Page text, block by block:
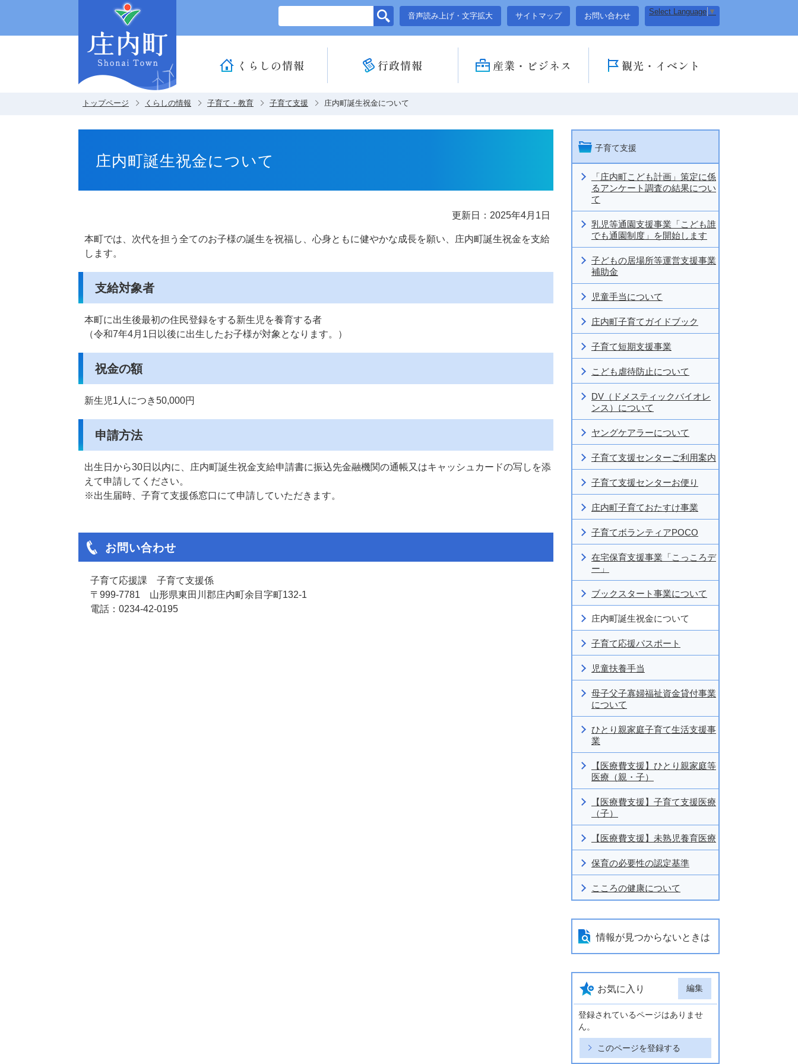
このページの本文へ移動
音声読み上げ・文字拡大 サイトマップ お問い合わせ Select Language ▼
くらしの情報 行政情報 産業・ビジネス 観光・イベント
トップページ くらしの情報 子育て・教育 子育て支援 庄内町誕生祝金について
庄内町誕生祝金について
更新日：2025年4月1日
本町では、次代を担う全てのお子様の誕生を祝福し、心身ともに健やかな成長を願い、庄内町誕生祝金を支給
します。
支給対象者
本町に出生後最初の住民登録をする新生児を養育する者
（令和7年4月1日以後に出生したお子様が対象となります。）
祝金の額
新生児1人につき50,000円
申請方法
出生日から30日以内に、庄内町誕生祝金支給申請書に振込先金融機関の通帳又はキャッシュカードの写しを添
えて申請してください。
※出生届時、子育て支援係窓口にて申請していただきます。
お問い合わせ
子育て応援課 子育て支援係
〒999-7781 山形県東田川郡庄内町余目字町132-1
電話：0234-42-0195
子育て支援
「庄内町こども計画」策定に係
るアンケート調査の結果につい
て
乳児等通園支援事業「こども誰
でも通園制度」を開始します
子どもの居場所等運営支援事業
補助金
児童手当について
庄内町子育てガイドブック
子育て短期支援事業
こども虐待防止について
DV（ドメスティックバイオレ
ンス）について
ヤングケアラーについて
子育て支援センターご利用案内
子育て支援センターお便り
庄内町子育ておたすけ事業
子育てボランティアPOCO
在宅保育支援事業「こっころデ
ー」
ブックスタート事業について
庄内町誕生祝金について
子育て応援パスポート
児童扶養手当
母子父子寡婦福祉資金貸付事業
について
ひとり親家庭子育て生活支援事
業
【医療費支援】ひとり親家庭等
医療（親・子）
【医療費支援】子育て支援医療
（子）
【医療費支援】未熟児養育医療
保育の必要性の認定基準
こころの健康について
情報が見つからないときは
お気に入り 編集
登録されているページはありませ
ん。
このページを登録する